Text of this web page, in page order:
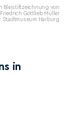
Bleistiftzeichnung von
Friedrich Gottlieb Müller
Stadtmuseum Harburg
in